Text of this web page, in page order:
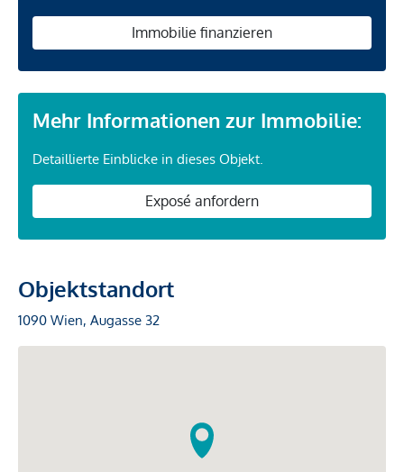
Immobilie finanzieren
Mehr Informationen zur Immobilie:
Detaillierte Einblicke in dieses Objekt.
Exposé anfordern
Objektstandort
1090 Wien, Augasse 32